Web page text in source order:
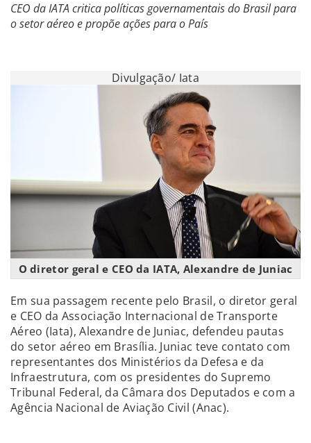
CEO da IATA critica políticas governamentais do Brasil para
o setor aéreo e propõe ações para o País
Divulgação/ Iata
O diretor geral e CEO da IATA, Alexandre de Juniac
Em sua passagem recente pelo Brasil, o diretor geral
e CEO da Associação Internacional de Transporte
Aéreo (Iata), Alexandre de Juniac, defendeu pautas
do setor aéreo em Brasília. Juniac teve contato com
representantes dos Ministérios da Defesa e da
Infraestrutura, com os presidentes do Supremo
Tribunal Federal, da Câmara dos Deputados e com a
Agência Nacional de Aviação Civil (Anac).